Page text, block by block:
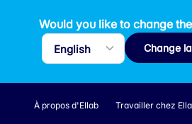
Would you like to change
Change
À propos d'Ellab Travailler chez